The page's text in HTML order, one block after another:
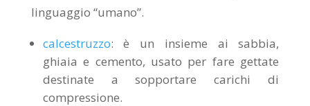
linguaggio “umano”.
calcestruzzo: è un insieme ai sabbia,
ghiaia e cemento, usato per fare gettate
destinate a sopportare carichi di
compressione.